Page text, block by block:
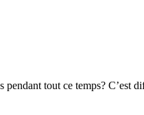
tout ce temps? C’est